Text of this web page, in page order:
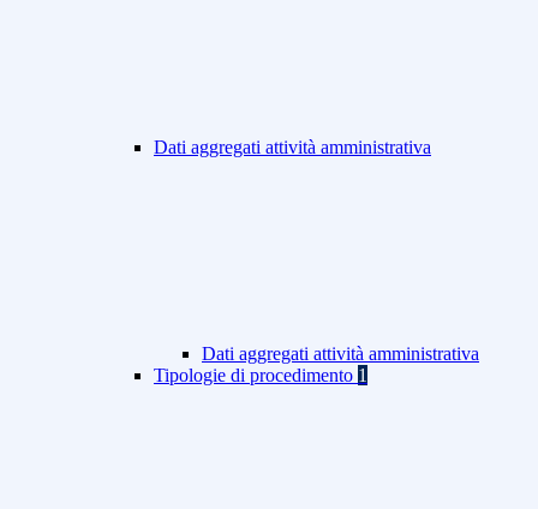
Dati aggregati attività amministrativa
Dati aggregati attività amministrativa
Tipologie di procedimento 1